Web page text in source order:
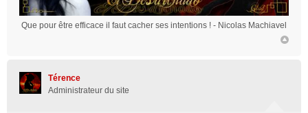
Que pour être efficace il faut cacher ses intentions ! - Nicolas Machiavel
Térence
Administrateur du site